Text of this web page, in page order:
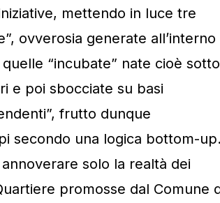
mettendo in luce tre
ovverosia generate all’interno
“incubate” nate cioè sotto
e poi sbocciate su basi
frutto dunque
secondo una logica bottom-
solo la realtà dei
promosse dal Comune